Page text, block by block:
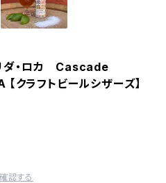
リダ・ロカ Cascade
ラフトビールシザーズ】
認する